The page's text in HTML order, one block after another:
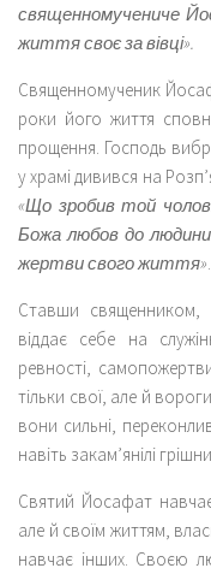
священномучениче
життя своє за вівці».
Священномученик
роки його життя
прощення. Господь
у храмі дивився на
«Що зробив той
Божа любов до
жертви свого життя».
Ставши священником,
віддає себе на
ревності,
тільки свої, але й
вони сильні,
навіть закам’янілі
Святий Йосафат
але й своїм життям,
навчає інших. Своєю